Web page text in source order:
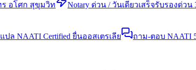
อโศก สุขุมวิท Notary ด่วน / วันเดียวเสร็จรับรองด่วน
แปล NAATI Certified ยื่นออสเตรเลีย ถาม-ตอบ NAATI